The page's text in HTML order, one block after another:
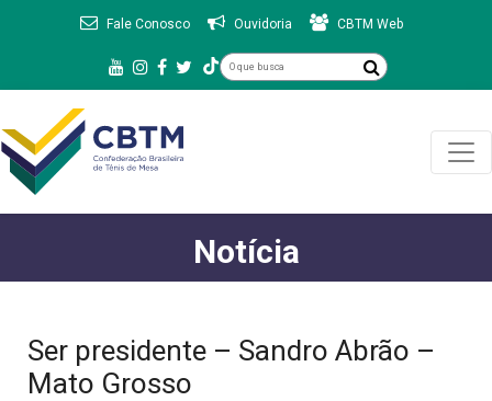
Fale Conosco Ouvidoria CBTM Web
Notícia
Ser presidente – Sandro Abrão –
Mato Grosso